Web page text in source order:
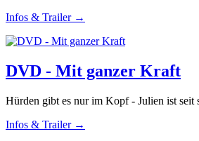
Infos & Trailer →
DVD - Mit ganzer Kraft
Hürden gibt es nur im Kopf - Julien ist seit
Infos & Trailer →